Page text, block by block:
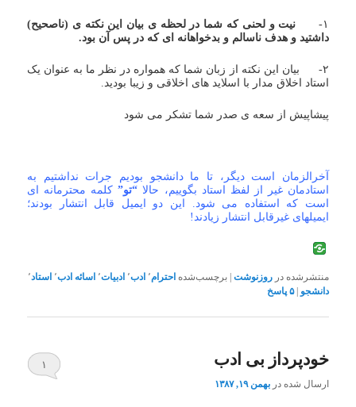
۱-
نیت و لحنی که شما در لحظه ی بیان این نکته ی (ناصحیح)
داشتید و هدف ناسالم و بدخواهانه ای که در پس آن بود.
۲- بیان این نکته از زبان شما که همواره در نظر ما به عنوان یک
استاد اخلاق مدار با اسلاید های اخلاقی و زیبا بودید.
پیشاپیش از سعه ی صدر شما تشکر می شود
آخرالزمان است دیگر، تا ما دانشجو بودیم جرات نداشتیم به
استادمان غیر از لفظ استاد بگوییم، حالا “تو”کلمه محترمانه ای
است که استفاده می شود. این دو ایمیل قابل انتشار بودند؛
ایمیلهای غیرقابل انتشار زیادند!
منتشرشده در روزنوشت |برچسب‌شده احترام٬ ادب٬ ادبیات٬ اسائه ادب٬ استاد٬
دانشجو |۵پاسخ
خودپرداز بی ادب
ارسال شده دربهمن ۱۹, ۱۳۸۷
۱